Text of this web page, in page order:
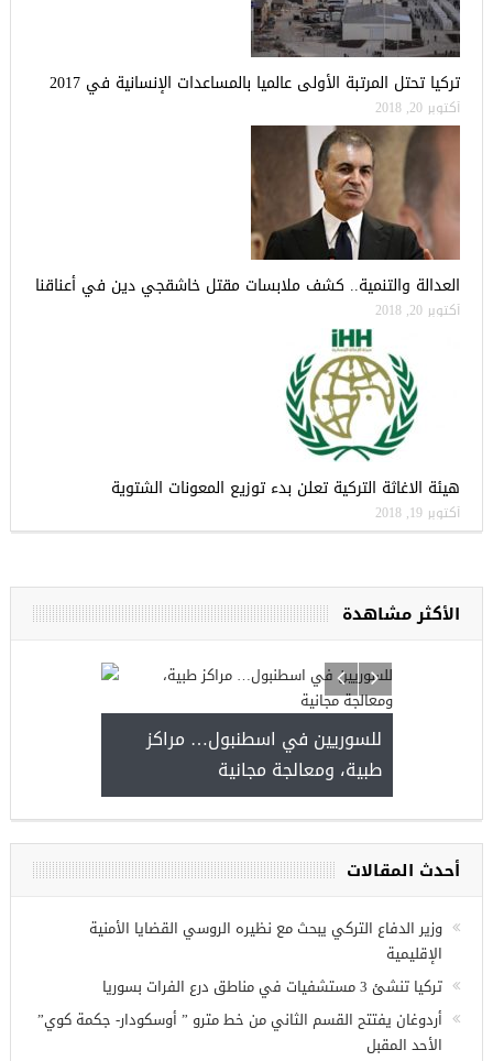
تركيا تحتل المرتبة الأولى عالميا بالمساعدات الإنسانية في 2017
أكتوبر 20, 2018
العدالة والتنمية.. كشف ملابسات مقتل خاشقجي دين في أعناقنا
أكتوبر 20, 2018
هيئة الاغاثة التركية تعلن بدء توزيع المعونات الشتوية
أكتوبر 19, 2018
الأكثر مشاهدة
للسوريين في اسطنبول… مراكز
طبية، ومعالجة مجانية
في
أحدث المقالات
وزير الدفاع التركي يبحث مع نظيره الروسي القضايا الأمنية
الإقليمية
تركيا تنشئ 3 مستشفيات في مناطق درع الفرات بسوريا
أردوغان يفتتح القسم الثاني من خط مترو ” أوسكودار- جكمة كوي”
الأحد المقبل